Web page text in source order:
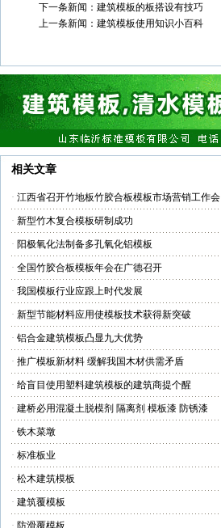
下一条新闻： 建筑模板的板搭设有技巧
上一条新闻： 建筑模板使用知识小百科
相关文章
· 江西省召开竹地板竹胶合板模板市场营销工作会
· 新型竹木复合模板研制成功
· 阳极氧化法制备多孔氧化铝模板
· 全国竹胶合板模板年会在广德召开
· 我国模板行业应跟上时代发展
· 新型节能材料应用使模板技术获得新突破
· 铝合金建筑模板凸显九大优势
· 推广模板新材料 缓解我国木材供需矛盾
· 给盲目使用塑料建筑模板的建筑商提个醒
· 建桥必用混凝土脱模剂 隔离剂 模板漆 防锈漆
· 铁木菜墩
· 标准板业
· 松木建筑模板
· 建筑覆模板
· 防滑覆模板